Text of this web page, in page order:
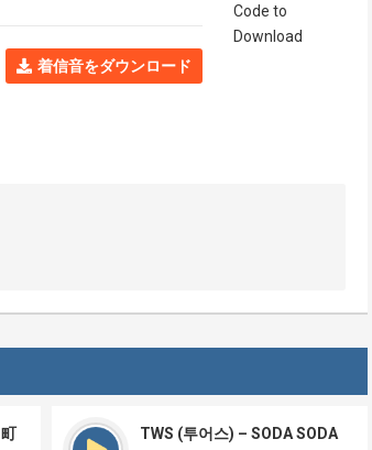
着信音をダウンロード
TWS (투어스) – SODA SODA